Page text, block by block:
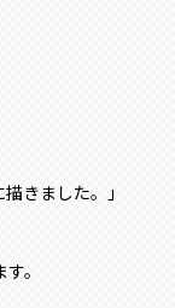
きました。」
。